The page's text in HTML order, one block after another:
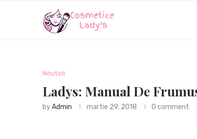
Noutati
Ladys: Manual De
byAdmin martie 29, 2018 0 comment